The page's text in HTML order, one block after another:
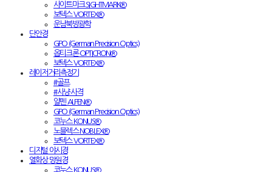
사이트마크 SIGHTMARK®
보텍스 VORTEX®
운남북방광학
단안경
GPO (German Precision Optics)
옵티크론 OPTICRON®
보텍스 VORTEX®
레이저거리측정기
#골프
#사냥·사격
알펜 ALPEN®
GPO (German Precision Optics)
코누스 KONUS®
노블렉스 NOBLEX®
보텍스 VORTEX®
디지털 야시경
열화상 망원경
코누스 KONUS®